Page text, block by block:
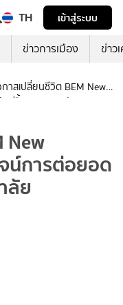
TH
เข้าสู่ระบบ
ข่าวการเมือง ข่าว
กาสเปลี่ยนชีวิต BEM New
สู่รั้วมหาวิทยาลัย
New
น์การต่อยอด
ลัย